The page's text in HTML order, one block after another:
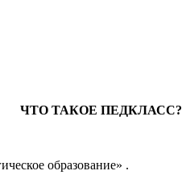
ЧТО ТАКОЕ ПЕДКЛАСС?
образование» .